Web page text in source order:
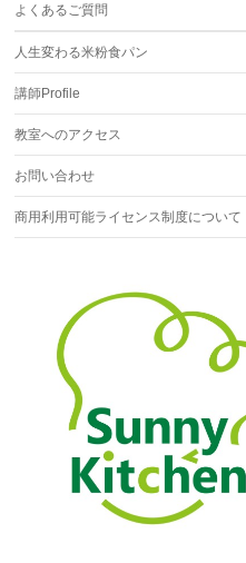
よくあるご質問
人生変わる米粉食パン
講師Profile
教室へのアクセス
お問い合わせ
商用利用可能ライセンス制度について